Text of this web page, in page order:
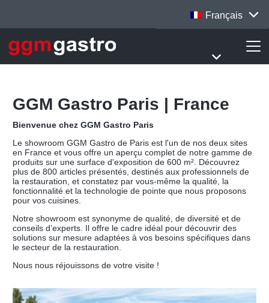
Français
GGM Gastro Paris | France
Bienvenue chez GGM Gastro Paris
Le showroom GGM Gastro de Paris est l'un de nos deux sites
en France et vous offre un aperçu complet de notre gamme de
produits sur une surface d'exposition de 600 m². Découvrez
plus de 800 articles présentés, destinés aux professionnels de
la restauration, et constatez par vous-même la qualité, la
fonctionnalité et la technologie de pointe que nous proposons
pour vos cuisines.
Notre showroom est synonyme de qualité, de diversité et de
conseils d’experts. Il offre le cadre idéal pour découvrir des
solutions sur mesure adaptées à vos besoins spécifiques dans
le secteur de la restauration.
Nous nous réjouissons de votre visite !